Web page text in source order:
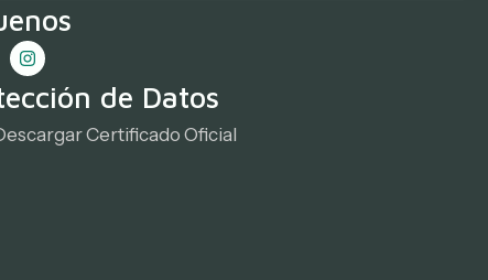
de Datos
Certificado Oficial